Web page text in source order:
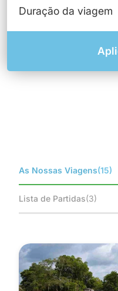
As Nossas Viagens(15)
Lista de Partidas(3)